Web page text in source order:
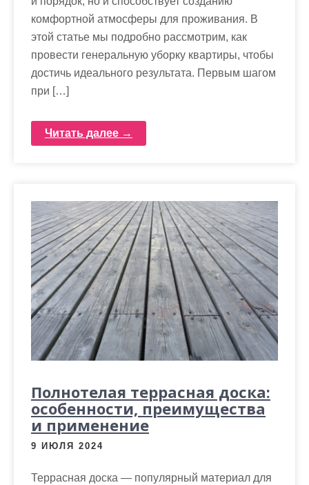
комфортной атмосферы для проживания. В
этой статье мы подробно рассмотрим, как
провести генеральную уборку квартиры, чтобы
достичь идеального результата. Первым шагом
при […]
Читать далее →
Полнотелая террасная доска:
особенности, преимущества
и применение
9 ИЮЛЯ 2024
Террасная доска — популярный материал для